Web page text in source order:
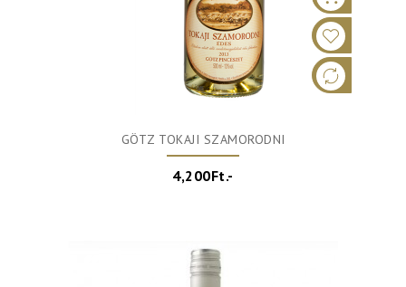
GÖTZ TOKAJI SZAMORODNI
4,200Ft.-